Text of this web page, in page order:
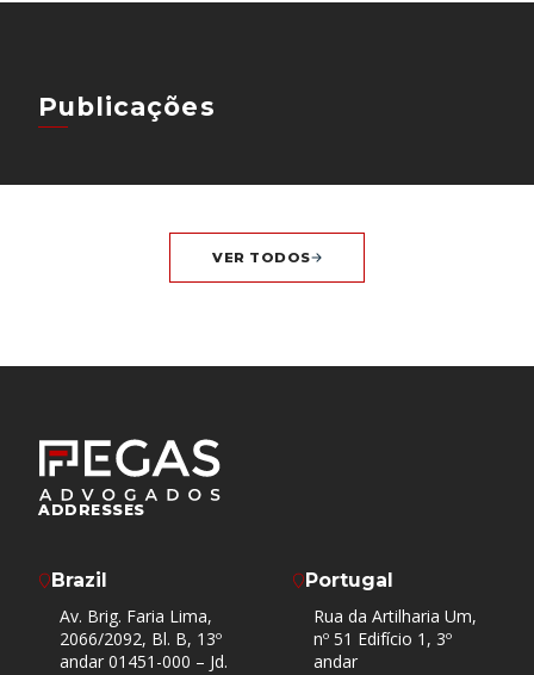
Publicações
VER TODOS
ADDRESSES
Brazil
Av. Brig. Faria Lima,
2066/2092, Bl. B, 13º
andar 01451-000 – Jd.
Portugal
Rua da Artilharia Um,
nº 51 Edifício 1, 3º
andar